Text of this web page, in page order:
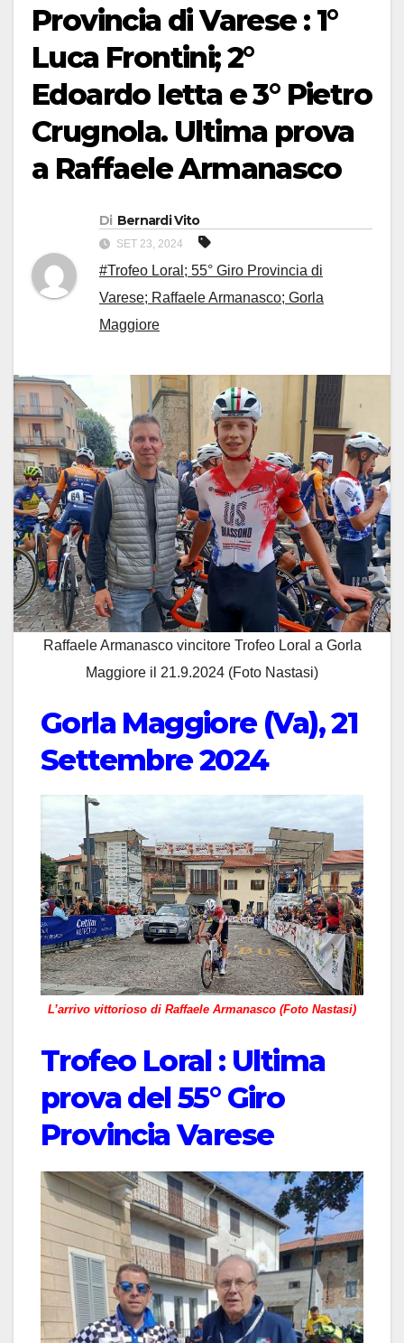
Provincia di Varese : 1°
Luca Frontini; 2°
Edoardo Ietta e 3° Pietro
Crugnola. Ultima prova
a Raffaele Armanasco
Di Bernardi Vito
SET 23, 2024
#Trofeo Loral; 55° Giro Provincia di
Varese; Raffaele Armanasco; Gorla
Maggiore
Raffaele Armanasco vincitore Trofeo Loral a Gorla
Maggiore il 21.9.2024 (Foto Nastasi)
Gorla Maggiore (Va), 21
Settembre 2024
L’arrivo vittorioso di Raffaele Armanasco (Foto Nastasi)
Trofeo Loral : Ultima
prova del 55° Giro
Provincia Varese